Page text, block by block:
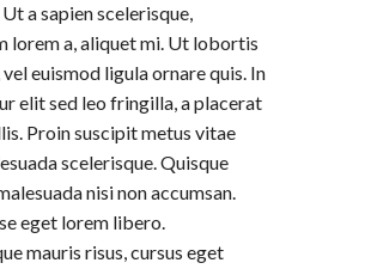
a sapien scelerisque,
lorem a, aliquet mi. Ut lobortis
euismod ligula ornare quis. In
elit sed leo fringilla, a placerat
Proin suscipit metus vitae
scelerisque. Quisque
nisi non accumsan.
eget lorem libero.
mauris risus, cursus eget